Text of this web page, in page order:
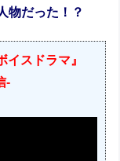
物だった！？
イスドラマ』
-